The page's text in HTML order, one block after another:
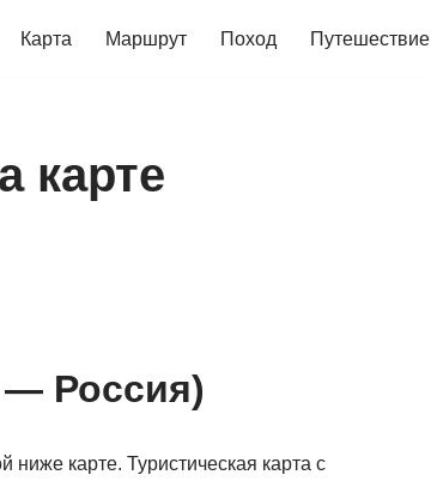
Карта Маршрут Поход Путешествие
карте
— Россия)
карте. Туристическая карта с